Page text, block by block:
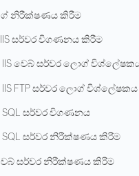
නිරීක්ෂණය කිරීම
IIS සර්වර විගණනය කිරීම
IIS වෙබ් සර්වර ලොග්
IIS FTP සර්වර ලොග් විශ්ලේෂකය
SQL සර්වර විගණනය
SQL සර්වර නිරීක්ෂණය කිරීම
සර්වර නිරීක්ෂණය කිරීම